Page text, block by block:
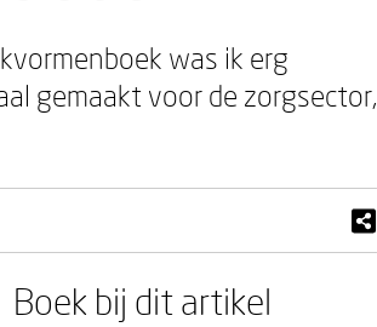
was ik erg
gemaakt voor de zorgsector,
Boek bij dit artikel